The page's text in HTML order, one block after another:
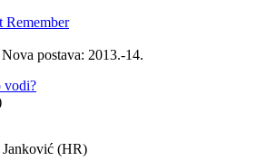
Remember
postava: 2013.-14.
vodi?
(HR)